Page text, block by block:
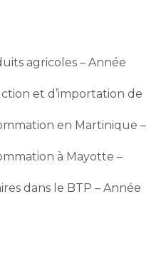
agricoles – Année
et d’importation de
en Martinique –
à Mayotte –
dans le BTP – Année